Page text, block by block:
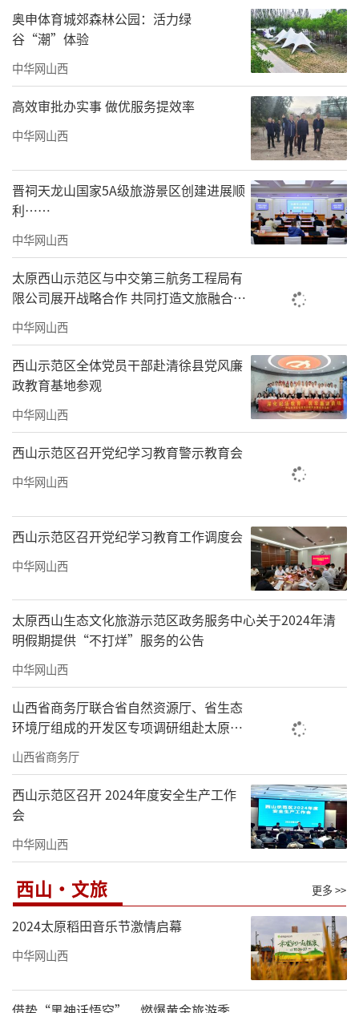
奥申体育城郊森林公园：活力绿
谷“潮”体验
中华网山西
高效审批办实事 做优服务提效率
中华网山西
晋祠天龙山国家5A级旅游景区创建进展顺
利……
中华网山西
太原西山示范区与中交第三航务工程局有
限公司展开战略合作 共同打造文旅融合发
展“西山”样板
中华网山西
西山示范区全体党员干部赴清徐县党风廉
政教育基地参观
中华网山西
西山示范区召开党纪学习教育警示教育会
中华网山西
西山示范区召开党纪学习教育工作调度会
中华网山西
太原西山生态文化旅游示范区政务服务中心关于2024年清
明假期提供“不打烊”服务的公告
中华网山西
山西省商务厅联合省自然资源厅、省生态
环境厅组成的开发区专项调研组赴太原市
调研
山西省商务厅
西山示范区召开 2024年度安全生产工作
会
中华网山西
西山·文旅 更多 >>
2024太原稻田音乐节激情启幕
中华网山西